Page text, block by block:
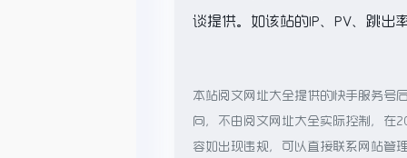
谈提供。如该站的IP、PV、跳出
本站阅文网址大全提供的快手服务号
向，不由阅文网址大全实际控制，在
容如出现违规，可以直接联系网站管